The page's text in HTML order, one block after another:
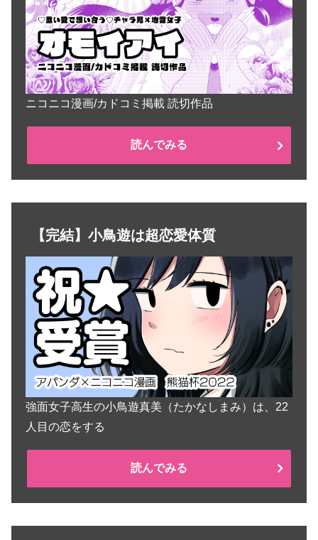
ニコニコ漫画/カドコミ掲載 読切作品
読んでみる
【完結】小鳥遊は超恋愛体質
強面女子高生の小鳥遊真美（たかなしまみ）は、22
人目の恋をする
読んでみる